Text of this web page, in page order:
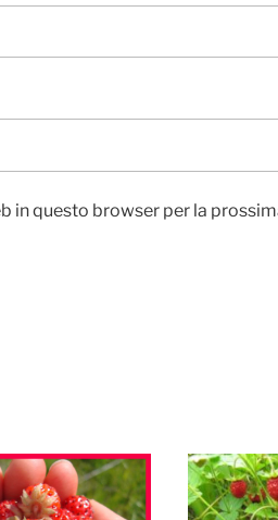
in questo browser per la